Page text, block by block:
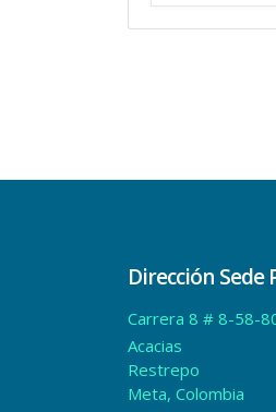
Dirección Sede
Carrera 8 # 8-58-
Acacias
Restrepo
Meta, Colombia